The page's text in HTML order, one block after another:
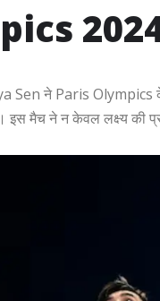
Sen ने Paris Olympics के
इस मैच ने न केवल लक्ष्य की